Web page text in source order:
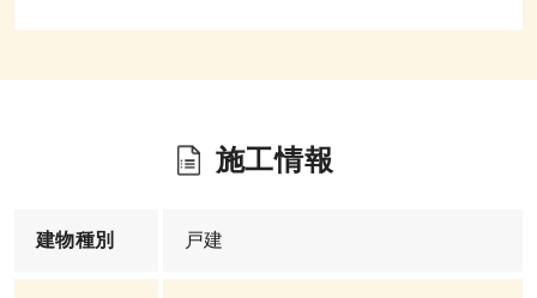
施工情報
建物種別 戸建